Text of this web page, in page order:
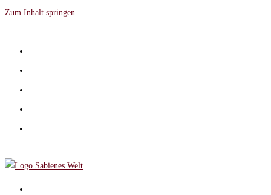
Zum Inhalt springen